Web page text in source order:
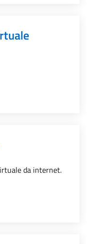
CON POS
da internet.
RICARICHE